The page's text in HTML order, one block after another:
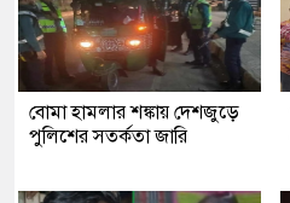
বোমা হামলার শঙ্কায় দেশজুড়ে
পুলিশের সতর্কতা জারি